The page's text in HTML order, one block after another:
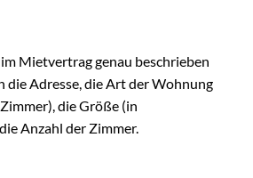
Mietvertrag genau beschrieben
die Adresse, die Art der Wohnung
die Größe (in
Anzahl der Zimmer.